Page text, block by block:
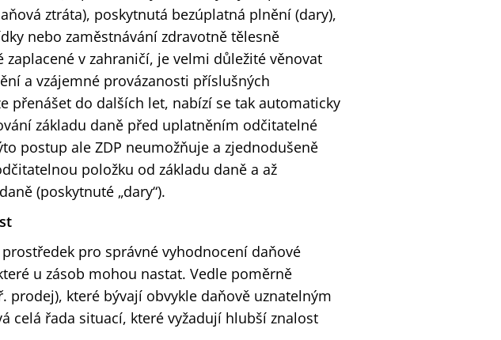
ztráta), poskytnutá bezúplatná plnění (dary),
nebo zaměstnávání zdravotně tělesně
zaplacené v zahraničí, je velmi důležité věnovat
a vzájemné provázanosti příslušných
přenášet do dalších let, nabízí se tak automaticky
základu daně před uplatněním odčitatelné
postup ale ZDP neumožňuje a zjednodušeně
položku od základu daně a až
(poskytnuté „dary“).
pro správné vyhodnocení daňové
u zásob mohou nastat. Vedle poměrně
prodej), které bývají obvykle daňově uznatelným
celá řada situací, které vyžadují hlubší znalost